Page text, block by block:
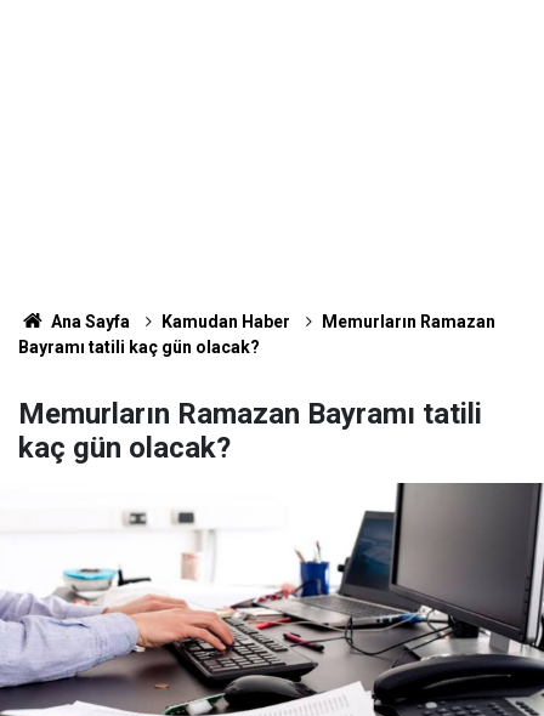
Ana Sayfa Kamudan Haber
Memurların Ramazan
Bayramı tatili kaç gün olacak?
Memurların Ramazan Bayramı tatili
kaç gün olacak?